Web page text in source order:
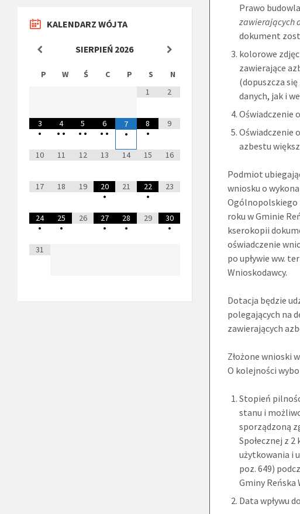
Prawo
zawierających
dokument
kolorowe
zawierające
(dopuszcza
danych, jak i
Oświadczenie
Oświadczenie
azbestu
Podmiot
wniosku o
Ogólnopolskiego
roku w Gminie
kserokopii
oświadczenie
po upływie ww.
Wnioskodawcy.
Dotacja będzie
polegających na
zawierających
Złożone wnioski
O kolejności
Stopień
stanu i
sporządzoną
Społecznej z
użytkowania i
poz. 649)
Gminy Reńska
Data wpływu
KALENDARZ WÓJTA
SIERPIEŃ 2026
P W Ś C P S
N
1
2
3
•
4
• •
5
• •
6
• •
7
•
8
•
9
10 11 12 13 14 15 16
17 18 19
20
•
21
22
•
23
24
•
25
•
26
27
•
28
•
29
30
•
31